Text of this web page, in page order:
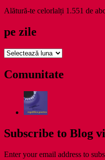
Alătură-te celorlalți 1.551 de
pe zile
pe
Comunitate
Subscribe to Blog
Enter your email address to